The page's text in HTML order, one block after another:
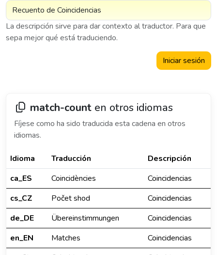
La descripción sirve para dar contexto al traductor. Para que
sepa mejor qué está traduciendo.
Iniciar sesión
match-count en otros idiomas
Fíjese como ha sido traducida esta cadena en otros
idiomas.
Idioma Traducción
Descripción
ca_ES
Coincidències
Coincidencias
cs_CZ
Počet shod
Coincidencias
de_DE
Übereinstimmungen
Coincidencias
en_EN
Matches
Coincidencias